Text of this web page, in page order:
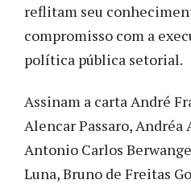
reflitam seu
compromisso com a
política pública setorial.
Assinam a carta André
Alencar Passaro, Andréa
Antonio Carlos
Luna, Bruno de Freitas